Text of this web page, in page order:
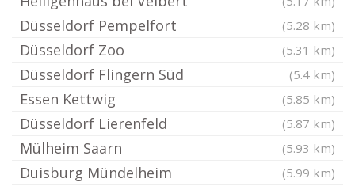
Düsseldorf Pempelfort (5.28 km)
Düsseldorf Zoo (5.31 km)
Düsseldorf Flingern Süd (5.4 km)
Essen Kettwig (5.85 km)
Düsseldorf Lierenfeld (5.87 km)
Mülheim Saarn (5.93 km)
Duisburg Mündelheim (5.99 km)